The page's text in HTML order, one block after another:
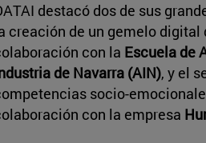
destacó dos de sus
creación de un gemelo digital
con la Escuela de
de Navarra (AIN), y el
socio-
con la empresa